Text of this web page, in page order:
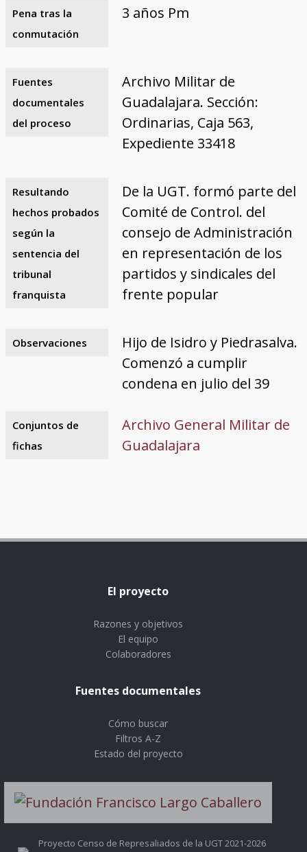
Pena tras la
conmutación
3 años Pm
Fuentes
documentales
del proceso
Archivo Militar de
Guadalajara. Sección:
Ordinarias, Caja 563,
Expediente 33418
Resultando
hechos probados
según la
sentencia del
tribunal
franquista
De la UGT. formó parte del
Comité de Control. del
consejo de Administración
en representación de los
partidos y sindicales del
frente popular
Observaciones
Hijo de Isidro y Piedrasalva.
Comenzó a cumplir
condena en julio del 39
Conjuntos de
fichas
Archivo General Militar de
Guadalajara
El proyecto
Razones y objetivos
El equipo
Colaboradores
Fuentes documentales
Cómo buscar
Filtros A-Z
Estado del proyecto
Proyecto Censo de Represaliados de la UGT 2021-2026